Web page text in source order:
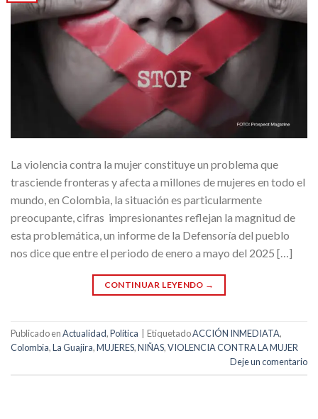
La violencia contra la mujer constituye un problema que
trasciende fronteras y afecta a millones de mujeres en todo el
mundo, en Colombia, la situación es particularmente
preocupante, cifras impresionantes reflejan la magnitud de
esta problemática, un informe de la Defensoría del pueblo
nos dice que entre el periodo de enero a mayo del 2025 […]
CONTINUAR LEYENDO →
Publicado enActualidad,Política EtiquetadoACCIÓN INMEDIATA,
Colombia,La Guajira,MUJERES,NIÑAS,VIOLENCIA CONTRA LA MUJER
Deje un comentario